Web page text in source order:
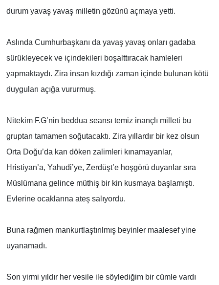
durum yavaş yavaş milletin gözünü açmaya yetti.
Aslında Cumhurbaşkanı da yavaş yavaş onları gadaba
sürükleyecek ve içindekileri boşalttıracak hamleleri
yapmaktaydı. Zira insan kızdığı zaman içinde bulunan kötü
duyguları açığa vururmuş.
Nitekim F.G’nin beddua seansı temiz inançlı milleti bu
gruptan tamamen soğutacaktı. Zira yıllardır bir kez olsun
Orta Doğu’da kan döken zalimleri kınamayanlar,
Hristiyan’a, Yahudi’ye, Zerdüşt’e hoşgörü duyanlar sıra
Müslümana gelince müthiş bir kin kusmaya başlamıştı.
Evlerine ocaklarına ateş salıyordu.
Buna rağmen mankurtlaştırılmış beyinler maalesef yine
uyanamadı.
Son yirmi yıldır her vesile ile söylediğim bir cümle vardı